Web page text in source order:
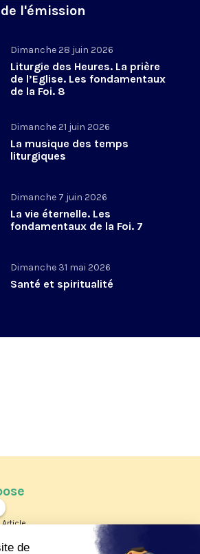
l'émission
Dimanche 28 juin 2026
Liturgie des Heures. La prière
de l’Eglise. Les fondamentaux
de la Foi. 8
Dimanche 21 juin 2026
La musique des temps
liturgiques
Dimanche 7 juin 2026
La vie éternelle. Les
fondamentaux de la Foi. 7
Dimanche 31 mai 2026
Santé et spiritualité
Article
Les reportages d'été 2026 de KTO